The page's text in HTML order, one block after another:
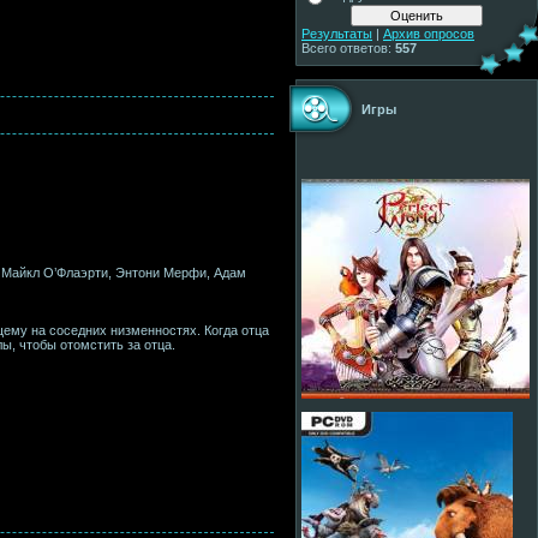
О’Флаэрти, Энтони Мерфи, Адам
на соседних низменностях. Когда отца
чтобы отомстить за отца.
Результаты | Архив опросов
Всего ответов: 557
Игры